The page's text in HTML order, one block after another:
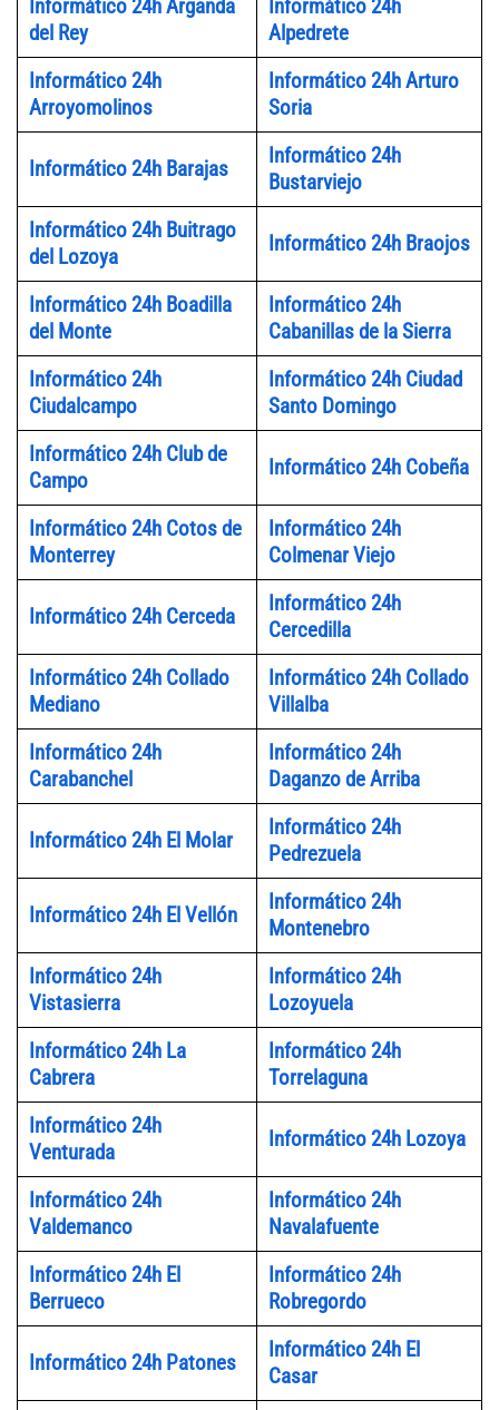
Informático 24h Arganda
del Rey
Informático 24h
Alpedrete
Informático 24h
Arroyomolinos
Informático 24h Arturo
Soria
Informático 24h Barajas
Informático 24h
Bustarviejo
Informático 24h Buitrago
del Lozoya
Informático 24h Braojos
Informático 24h Boadilla
del Monte
Informático 24h
Cabanillas de la Sierra
Informático 24h
Ciudalcampo
Informático 24h Ciudad
Santo Domingo
Informático 24h Club de
Campo
Informático 24h Cobeña
Informático 24h Cotos de
Monterrey
Informático 24h
Colmenar Viejo
Informático 24h Cerceda
Informático 24h
Cercedilla
Informático 24h Collado
Mediano
Informático 24h Collado
Villalba
Informático 24h
Carabanchel
Informático 24h
Daganzo de Arriba
Informático 24h El Molar
Informático 24h
Pedrezuela
Informático 24h El Vellón
Informático 24h
Montenebro
Informático 24h
Vistasierra
Informático 24h
Lozoyuela
Informático 24h La
Cabrera
Informático 24h
Torrelaguna
Informático 24h
Venturada
Informático 24h Lozoya
Informático 24h
Valdemanco
Informático 24h
Navalafuente
Informático 24h El
Berrueco
Informático 24h
Robregordo
Informático 24h Patones
Informático 24h El
Casar